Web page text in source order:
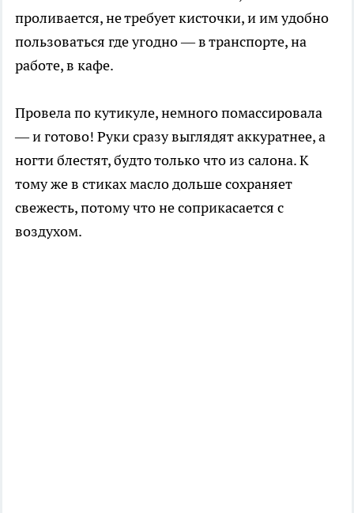
проливается, не требует кисточки, и им удобно
пользоваться где угодно — в транспорте, на
работе, в кафе.
Провела по кутикуле, немного помассировала
— и готово! Руки сразу выглядят аккуратнее, а
ногти блестят, будто только что из салона. К
тому же в стиках масло дольше сохраняет
свежесть, потому что не соприкасается с
воздухом.